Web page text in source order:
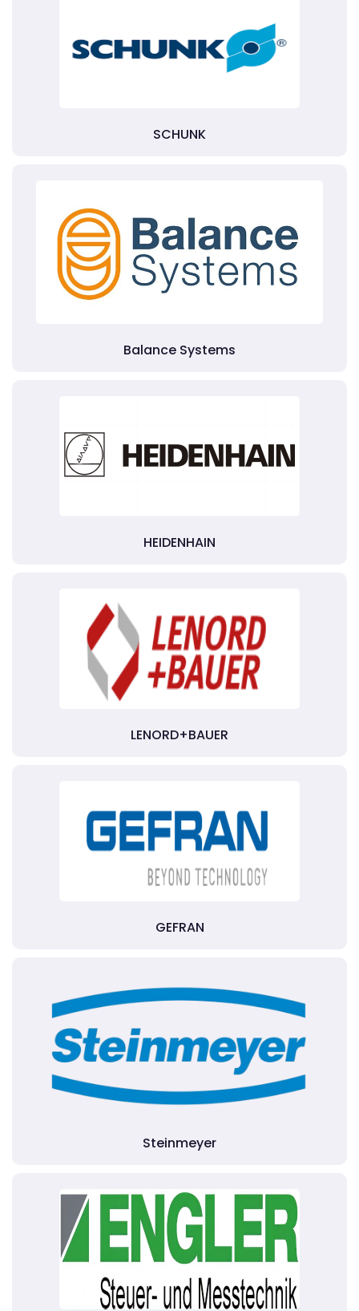
SCHUNK
Balance Systems
HEIDENHAIN
LENORD+BAUER
GEFRAN
Steinmeyer